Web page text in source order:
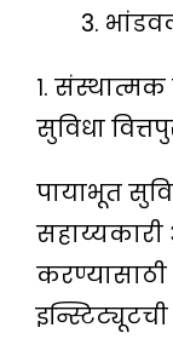
१. संस्थात्मक
सुविधा
पायाभूत